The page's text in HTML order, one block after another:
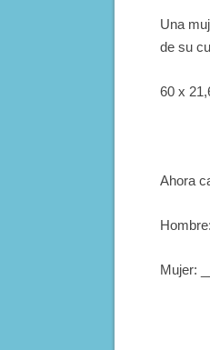
Una
de su
60 x
Ahora
Mujer: